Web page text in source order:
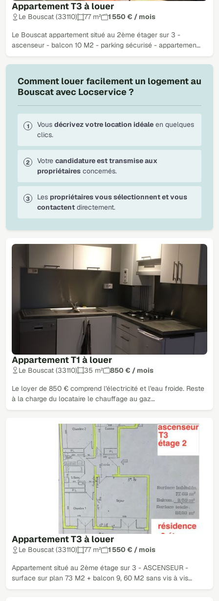
Appartement T3 à louer
Le Bouscat (33110) 77 m² 1 550 € / mois
Le Bouscat appartement situé au 2ème étager sur 3 -
ascenseur - balcon 10 M2 - parking sécurisé - appartemen…
Appartement T1 à louer
Le Bouscat (33110) 35 m² 850 € / mois
Le loyer de 850 € comprend l'électricité et l'eau froide. Reste
à la charge du locataire le chauffage au gaz…
Appartement T3 à louer
Le Bouscat (33110) 77 m² 1 550 € / mois
Appartement situé au 2ème étage sur 3 - ASCENSEUR -
surface sur plan 73 M2 + balcon 9, 60 M2 sans vis à vis…
Comment louer facilement un logement au
Bouscat avec Locservice ?
Vous décrivez votre location idéale en quelques
clics.
Votre candidature est transmise aux
propriétaires concernés.
Les propriétaires vous sélectionnent et vous
contactent directement.